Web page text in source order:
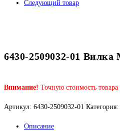
Следующий товар
6430-2509032-01
Внимание! Точную стоимость
Артикул: 6430-2509032-01 Категория:
Описание